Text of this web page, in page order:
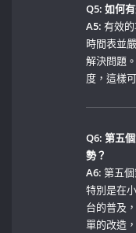
Q5: ​如何
A5: 有效
時間表並
解決問題
度，這樣
Q6:‌ 第五
勢？
A6: 第五
特別是在
台的普及
單的改造